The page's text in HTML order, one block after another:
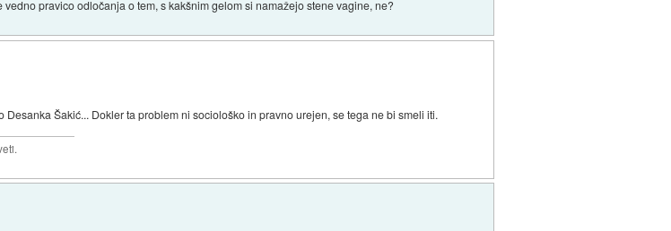
pravico odločanja o tem, s kakšnim gelom si namažejo stene vagine, ne?
Šakić... Dokler ta problem ni sociološko in pravno urejen, se tega ne bi smeli iti.